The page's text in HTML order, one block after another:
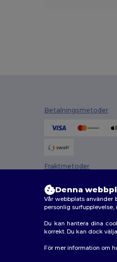
Betalningsmetoder
Fraktmetoder
Denna
Vår webbplats
personlig
Du kan hantera dina
korrekt. Du kan dock
För mer information om